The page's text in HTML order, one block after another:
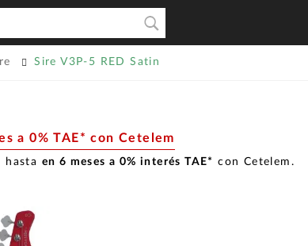
Sire V3P-5 RED Satin
a 0% TAE* con Cetelem
hasta en 6 meses a 0% interés TAE* con Cetelem.